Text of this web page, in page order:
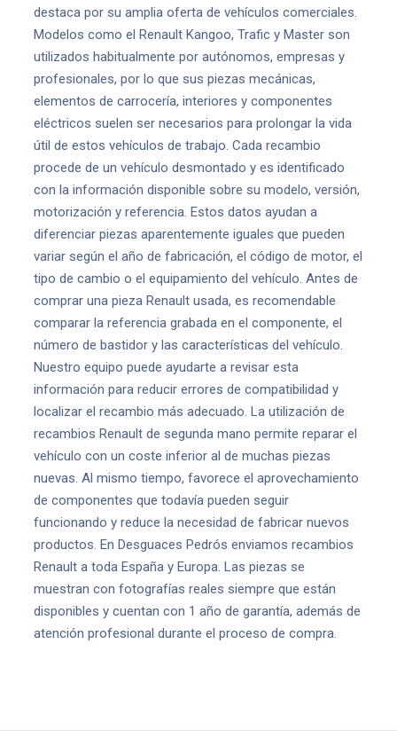
destaca por su amplia oferta de vehículos comerciales.
Modelos como el Renault Kangoo, Trafic y Master son
utilizados habitualmente por autónomos, empresas y
profesionales, por lo que sus piezas mecánicas,
elementos de carrocería, interiores y componentes
eléctricos suelen ser necesarios para prolongar la vida
útil de estos vehículos de trabajo. Cada recambio
procede de un vehículo desmontado y es identificado
con la información disponible sobre su modelo, versión,
motorización y referencia. Estos datos ayudan a
diferenciar piezas aparentemente iguales que pueden
variar según el año de fabricación, el código de motor, el
tipo de cambio o el equipamiento del vehículo. Antes de
comprar una pieza Renault usada, es recomendable
comparar la referencia grabada en el componente, el
número de bastidor y las características del vehículo.
Nuestro equipo puede ayudarte a revisar esta
información para reducir errores de compatibilidad y
localizar el recambio más adecuado. La utilización de
recambios Renault de segunda mano permite reparar el
vehículo con un coste inferior al de muchas piezas
nuevas. Al mismo tiempo, favorece el aprovechamiento
de componentes que todavía pueden seguir
funcionando y reduce la necesidad de fabricar nuevos
productos. En Desguaces Pedrós enviamos recambios
Renault a toda España y Europa. Las piezas se
muestran con fotografías reales siempre que están
disponibles y cuentan con 1 año de garantía, además de
atención profesional durante el proceso de compra.